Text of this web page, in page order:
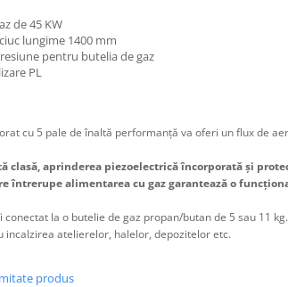
de 45 KW
lungime 1400 mm
pentru butelia de gaz
PL
cu 5 pale de înaltă performanță va oferi un flux de
clasă, aprinderea piezoelectrică încorporată și
întrerupe alimentarea cu gaz garantează o
la o butelie de gaz propan/butan de 5 sau 11 kg.
incalzirea atelierelor, halelor, depozitelor etc.
produs